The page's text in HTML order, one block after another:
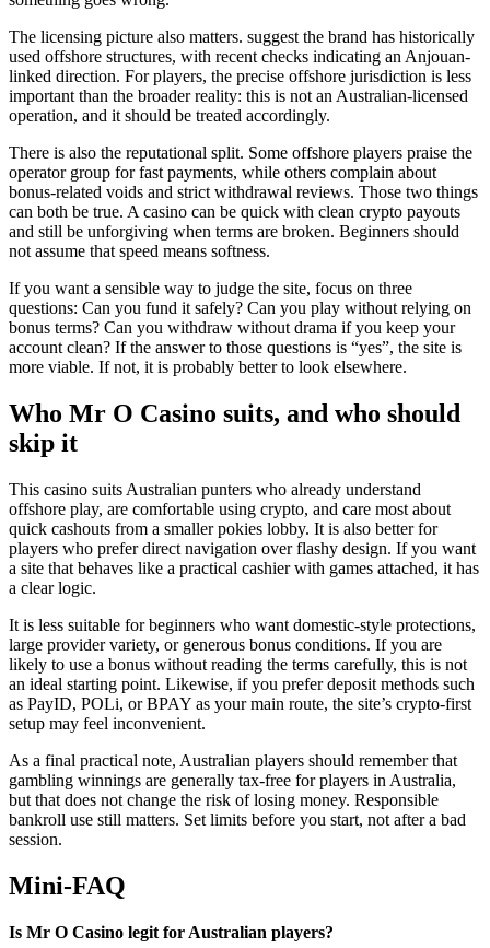
The licensing picture also matters. suggest the brand has historically
used offshore structures, with recent checks indicating an Anjouan-
linked direction. For players, the precise offshore jurisdiction is less
important than the broader reality: this is not an Australian-licensed
operation, and it should be treated accordingly.
There is also the reputational split. Some offshore players praise the
operator group for fast payments, while others complain about
bonus-related voids and strict withdrawal reviews. Those two things
can both be true. A casino can be quick with clean crypto payouts
and still be unforgiving when terms are broken. Beginners should
not assume that speed means softness.
If you want a sensible way to judge the site, focus on three
questions: Can you fund it safely? Can you play without relying on
bonus terms? Can you withdraw without drama if you keep your
account clean? If the answer to those questions is “yes”, the site is
more viable. If not, it is probably better to look elsewhere.
Who Mr O Casino suits, and who should
skip it
This casino suits Australian punters who already understand
offshore play, are comfortable using crypto, and care most about
quick cashouts from a smaller pokies lobby. It is also better for
players who prefer direct navigation over flashy design. If you want
a site that behaves like a practical cashier with games attached, it has
a clear logic.
It is less suitable for beginners who want domestic-style protections,
large provider variety, or generous bonus conditions. If you are
likely to use a bonus without reading the terms carefully, this is not
an ideal starting point. Likewise, if you prefer deposit methods such
as PayID, POLi, or BPAY as your main route, the site’s crypto-first
setup may feel inconvenient.
As a final practical note, Australian players should remember that
gambling winnings are generally tax-free for players in Australia,
but that does not change the risk of losing money. Responsible
bankroll use still matters. Set limits before you start, not after a bad
session.
Mini-FAQ
Is Mr O Casino legit for Australian players?